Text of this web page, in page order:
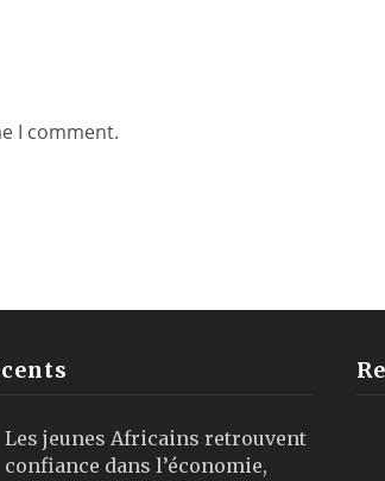
I comment.
Les jeunes Africains retrouvent
confiance dans l’économie,